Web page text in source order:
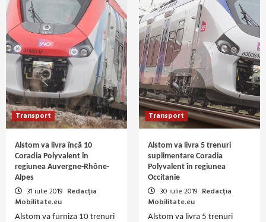
Transport
Alstom va livra încă 10
Coradia Polyvalent în
regiunea Auvergne-Rhône-
Alpes
31 iulie 2019 Redacția
Mobilitate.eu
Alstom va furniza 10 trenuri
Transport
Alstom va livra 5 trenuri
suplimentare Coradia
Polyvalent în regiunea
Occitanie
30 iulie 2019 Redacția
Mobilitate.eu
Alstom va livra 5 trenuri